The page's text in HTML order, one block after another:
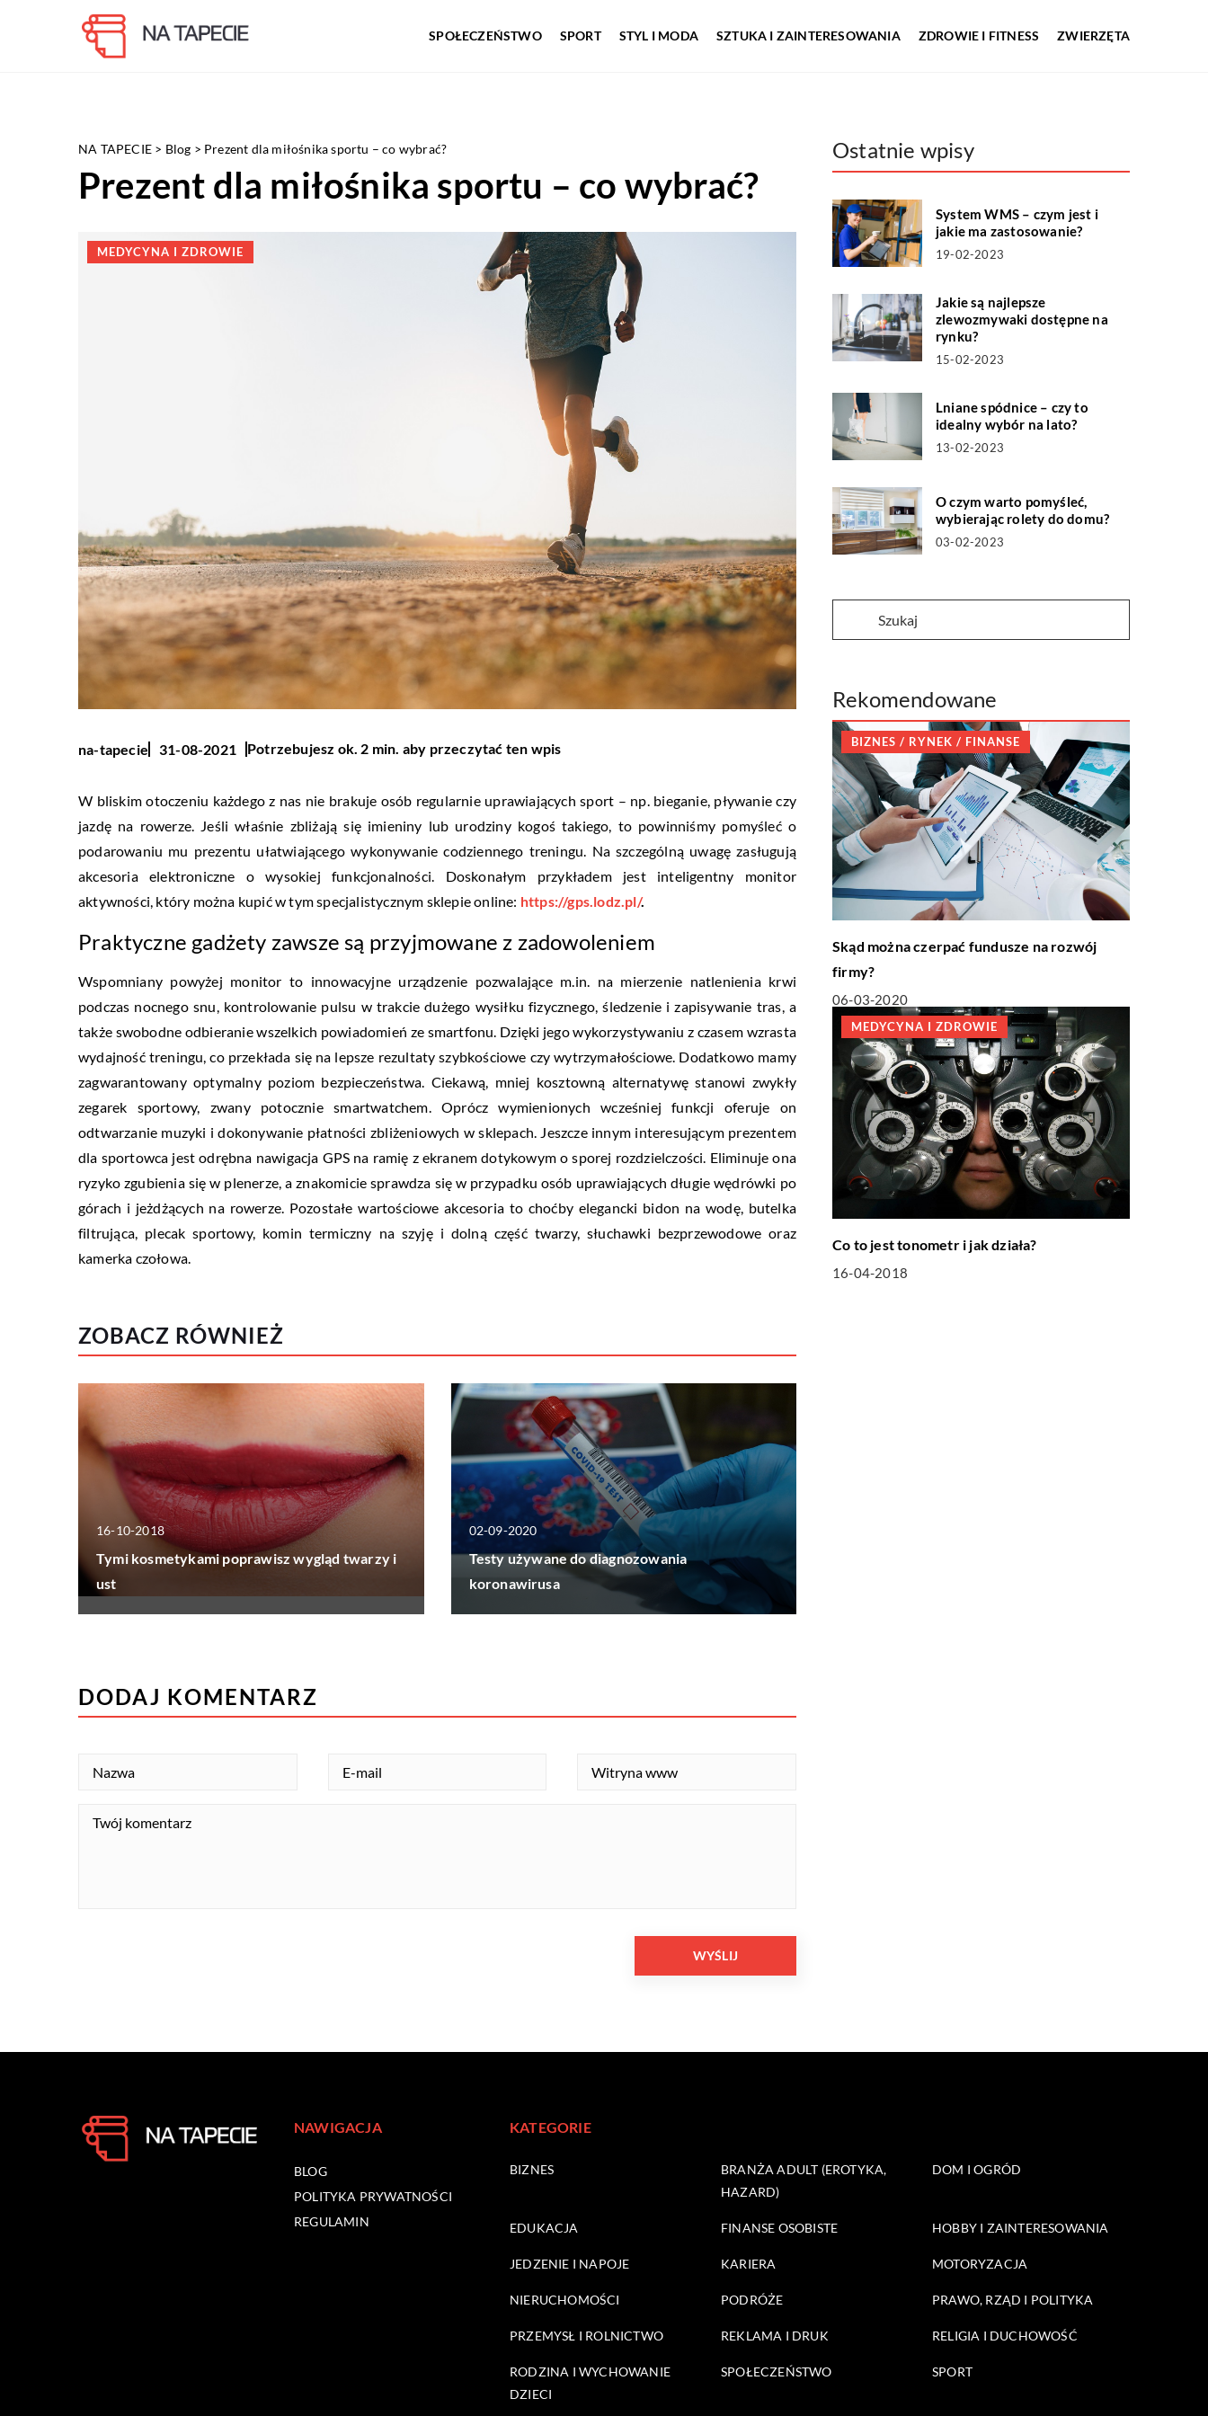
SPOŁECZEŃSTWO SPORT STYL I MODA SZTUKA I ZAINTERESOWANIA ZDROWIE I FITNESS ZWIERZĘTA
NA TAPECIE > Blog > Prezent dla miłośnika sportu – co wybrać?
Prezent dla miłośnika sportu – co wybrać?
MEDYCYNA I ZDROWIE
na-tapecie 31-08-2021 Potrzebujesz ok. 2 min. aby przeczytać ten wpis
W bliskim otoczeniu każdego z nas nie brakuje osób regularnie uprawiających sport – np. bieganie, pływanie czy
jazdę na rowerze. Jeśli właśnie zbliżają się imieniny lub urodziny kogoś takiego, to powinniśmy pomyśleć o
podarowaniu mu prezentu ułatwiającego wykonywanie codziennego treningu. Na szczególną uwagę zasługują
akcesoria elektroniczne o wysokiej funkcjonalności. Doskonałym przykładem jest inteligentny monitor
aktywności, który można kupić w tym specjalistycznym sklepie online: https://gps.lodz.pl/.
Praktyczne gadżety zawsze są przyjmowane z zadowoleniem
Wspomniany powyżej monitor to innowacyjne urządzenie pozwalające m.in. na mierzenie natlenienia krwi
podczas nocnego snu, kontrolowanie pulsu w trakcie dużego wysiłku fizycznego, śledzenie i zapisywanie tras, a
także swobodne odbieranie wszelkich powiadomień ze smartfonu. Dzięki jego wykorzystywaniu z czasem wzrasta
wydajność treningu, co przekłada się na lepsze rezultaty szybkościowe czy wytrzymałościowe. Dodatkowo mamy
zagwarantowany optymalny poziom bezpieczeństwa. Ciekawą, mniej kosztowną alternatywę stanowi zwykły
zegarek sportowy, zwany potocznie smartwatchem. Oprócz wymienionych wcześniej funkcji oferuje on
odtwarzanie muzyki i dokonywanie płatności zbliżeniowych w sklepach. Jeszcze innym interesującym prezentem
dla sportowca jest odrębna nawigacja GPS na ramię z ekranem dotykowym o sporej rozdzielczości. Eliminuje ona
ryzyko zgubienia się w plenerze, a znakomicie sprawdza się w przypadku osób uprawiających długie wędrówki po
górach i jeżdżących na rowerze. Pozostałe wartościowe akcesoria to choćby elegancki bidon na wodę, butelka
filtrująca, plecak sportowy, komin termiczny na szyję i dolną część twarzy, słuchawki bezprzewodowe oraz
kamerka czołowa.
ZOBACZ RÓWNIEŻ
16-10-2018
Tymi kosmetykami poprawisz wygląd twarzy i
ust
02-09-2020
Testy używane do diagnozowania
koronawirusa
Ostatnie wpisy
System WMS – czym jest i
jakie ma zastosowanie?
19-02-2023
Jakie są najlepsze
zlewozmywaki dostępne na
rynku?
15-02-2023
Lniane spódnice – czy to
idealny wybór na lato?
13-02-2023
O czym warto pomyśleć,
wybierając rolety do domu?
03-02-2023
Rekomendowane
BIZNES / RYNEK / FINANSE
Skąd można czerpać fundusze na rozwój
firmy?
06-03-2020
MEDYCYNA I ZDROWIE
Co to jest tonometr i jak działa?
16-04-2018
DODAJ KOMENTARZ
NAWIGACJA
BLOG
POLITYKA PRYWATNOŚCI
REGULAMIN
KATEGORIE
BIZNES
BRANŻA ADULT (EROTYKA,
HAZARD)
DOM I OGRÓD
EDUKACJA FINANSE OSOBISTE HOBBY I ZAINTERESOWANIA
JEDZENIE I NAPOJE KARIERA MOTORYZACJA
NIERUCHOMOŚCI PODRÓŻE PRAWO, RZĄD I POLITYKA
PRZEMYSŁ I ROLNICTWO REKLAMA I DRUK RELIGIA I DUCHOWOŚĆ
RODZINA I WYCHOWANIE
DZIECI
SPOŁECZEŃSTWO SPORT